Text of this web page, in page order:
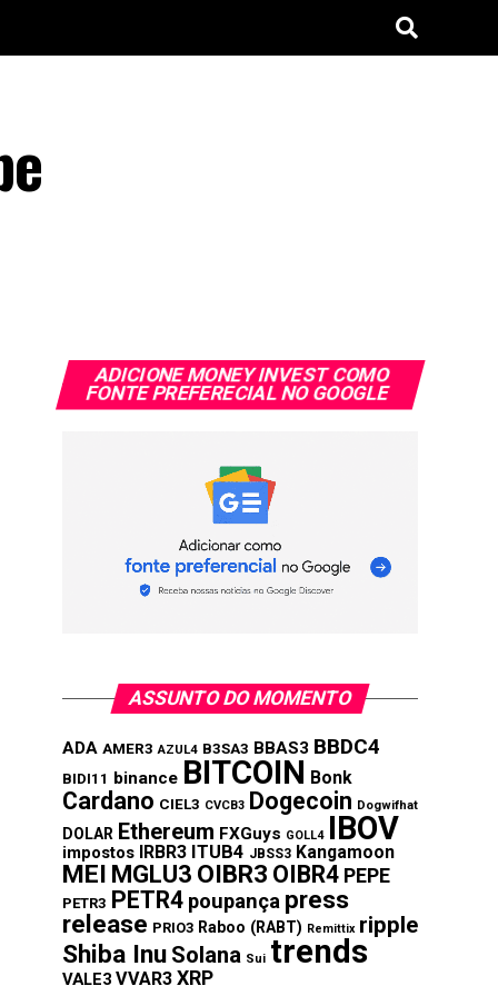
ADICIONE MONEY INVEST COMO
FONTE PREFERECIAL NO GOOGLE
ASSUNTO DO MOMENTO
ADA AMER3 AZUL4 B3SA3 BBAS3 BBDC4
BIDI11 binance BITCOIN Bonk
Cardano CIEL3 CVCB3 Dogecoin Dogwifhat
DOLAR Ethereum FXGuys GOLL4 IBOV
impostos IRBR3 ITUB4 JBSS3 Kangamoon
MEI MGLU3 OIBR3 OIBR4 PEPE
PETR3 PETR4 poupança press
release PRIO3 Raboo (RABT) Remittix ripple
Shiba Inu Solana Sui trends
VALE3 VVAR3 XRP